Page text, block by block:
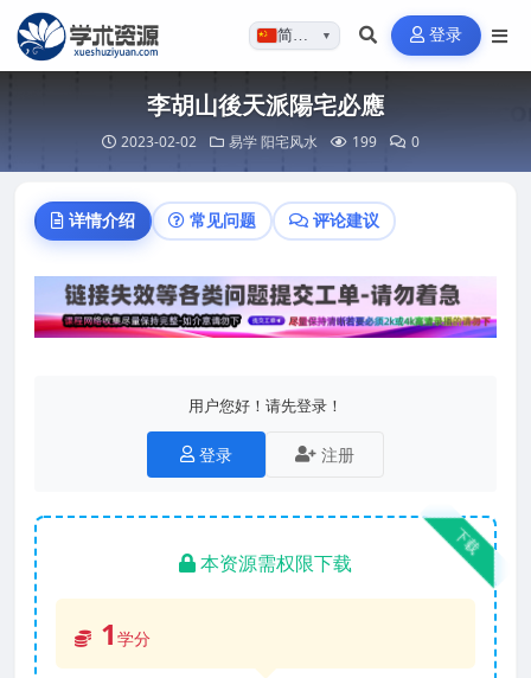
简体…▼ 登录
李胡山後天派陽宅必應
2023-02-02 易学阳宅风水 199 0
详情介绍 常见问题 评论建议
用户您好！请先登录！
登录 注册
下载
本资源需权限下载
1 学分